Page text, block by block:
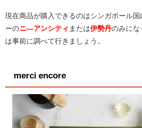
現在商品が購入できるのはシンガポール
ーの ニ―アンシティ または伊勢丹のみにな
は事前に調べて行きましょう。
merci encore